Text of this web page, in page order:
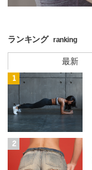
ランキング ranking
最新
1
2